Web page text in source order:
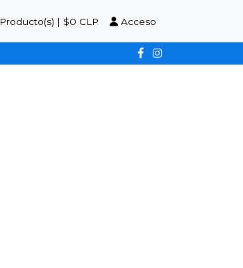
Producto(s) | $0 CLP Acceso